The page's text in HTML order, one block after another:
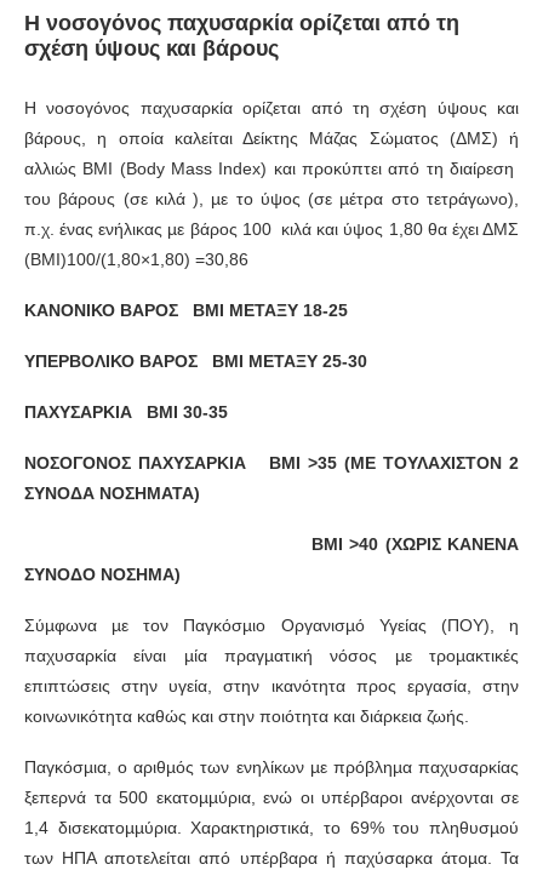
Η νοσογόνος παχυσαρκία ορίζεται από τη
σχέση ύψους και βάρους
Η νοσογόνος παχυσαρκία ορίζεται από τη σχέση ύψους και
βάρους, η οποία καλείται Δείκτης Μάζας Σώµατος (ΔΜΣ) ή
αλλιώς BMI (Body Mass Index) και προκύπτει από τη διαίρεση
του βάρους (σε κιλά ), µε το ύψος (σε µέτρα στο τετράγωνο),
π.χ. ένας ενήλικας µε βάρος 100 κιλά και ύψος 1,80 θα έχει ΔΜΣ
(BMI)100/(1,80×1,80) =30,86
ΚΑΝΟΝΙΚΟ ΒΑΡΟΣ BMI ΜΕΤΑΞΥ 18-25
ΥΠΕΡΒΟΛΙΚΟ ΒΑΡΟΣ BMI ΜΕΤΑΞΥ 25-30
ΠΑΧΥΣΑΡΚΙΑ BMI 30-35
ΝΟΣΟΓΟΝΟΣ ΠΑΧΥΣΑΡΚΙΑ BMI >35 (ΜΕ ΤΟΥΛΑΧΙΣΤΟΝ 2
ΣΥΝΟΔΑ ΝΟΣΗΜΑΤΑ)
ΒΜΙ >40 (ΧΩΡΙΣ ΚΑΝΕΝΑ
ΣΥΝΟΔΟ ΝΟΣΗΜΑ)
Σύµφωνα µε τον Παγκόσµιο Οργανισµό Υγείας (ΠΟΥ), η
παχυσαρκία είναι µία πραγµατική νόσος µε τροµακτικές
επιπτώσεις στην υγεία, στην ικανότητα προς εργασία, στην
κοινωνικότητα καθώς και στην ποιότητα και διάρκεια ζωής.
Παγκόσµια, ο αριθµός των ενηλίκων µε πρόβληµα παχυσαρκίας
ξεπερνά τα 500 εκατοµµύρια, ενώ οι υπέρβαροι ανέρχονται σε
1,4 δισεκατοµµύρια. Χαρακτηριστικά, το 69% του πληθυσµού
των ΗΠΑ αποτελείται από υπέρβαρα ή παχύσαρκα άτοµα. Τα